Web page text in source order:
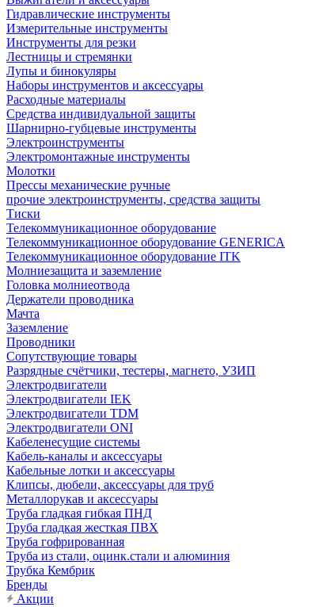
Гидравлические инструменты
Измерительные инструменты
Инструменты для резки
Лестницы и стремянки
Лупы и бинокуляры
Наборы инструментов и аксессуары
Расходные материалы
Средства индивидуальной защиты
Шарнирно-губцевые инструменты
Электроинструменты
Электромонтажные инструменты
Молотки
Прессы механические ручные
прочие электроинструменты, средства защиты
Тиски
Телекоммуникационное оборудование
Телекоммуникационное оборудование GENERICA
Телекоммуникационное оборудование ITK
Молниезащита и заземление
Головка молниеотвода
Держатели проводника
Мачта
Заземление
Проводники
Сопутствующие товары
Разрядные счётчики, тестеры, магнето, УЗИП
Электродвигатели
Электродвигатели IEK
Электродвигатели TDM
Электродвигатели ONI
Кабеленесущие системы
Кабель-каналы и аксессуары
Кабельные лотки и аксессуары
Клипсы, дюбели, аксессуары для труб
Металлорукав и аксессуары
Труба гладкая гибкая ПНД
Труба гладкая жесткая ПВХ
Труба гофрированная
Труба из стали, оцинк.стали и алюминия
Трубка Кембрик
Бренды
Акции